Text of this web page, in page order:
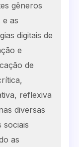
gêneros
e as
digitais de
e
de
reflexiva
diversas
sociais
as